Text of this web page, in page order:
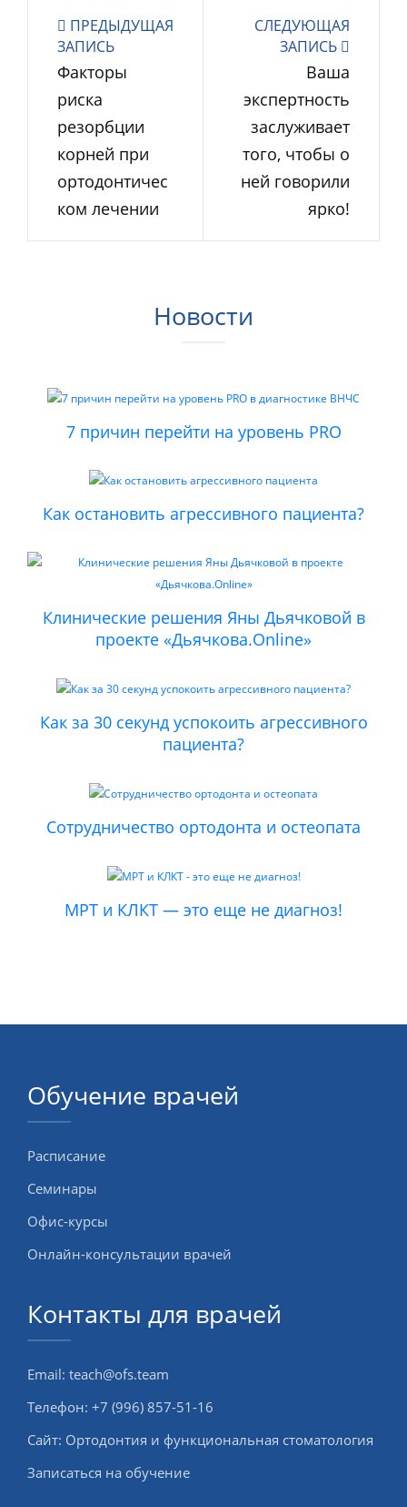
ПРЕДЫДУЩАЯ
ЗАПИСЬ
Факторы
риска
резорбции
корней при
ортодонтичес
ком лечении
СЛЕДУЮЩАЯ
ЗАПИСЬ
Ваша
экспертность
заслуживает
того, чтобы о
ней говорили
ярко!
Новости
7 причин перейти на уровень PRO
Как остановить агрессивного пациента?
Клинические решения Яны Дьячковой в
проекте «Дьячкова.Online»
Как за 30 секунд успокоить агрессивного
пациента?
Сотрудничество ортодонта и остеопата
МРТ и КЛКТ — это еще не диагноз!
Обучение врачей
Расписание
Семинары
Офис-курсы
Онлайн-консультации врачей
Контакты для врачей
Email: teach@ofs.team
Телефон: +7 (996) 857-51-16
Сайт: Ортодонтия и функциональная стоматология
Записаться на обучение